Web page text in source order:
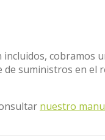
cobramos
suministros en el
nuestro